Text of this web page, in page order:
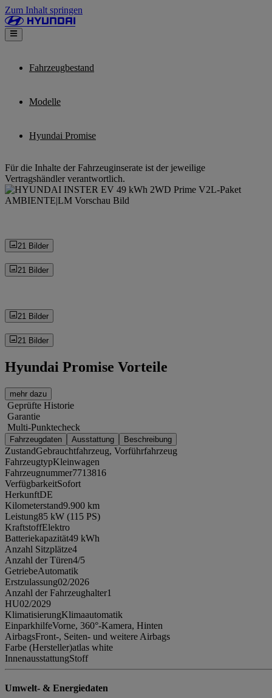
Zum Inhalt springen
Fahrzeugbestand
Modelle
Hyundai Promise
Für die Inhalte der Fahrzeuginserate ist der jeweilige
Vertragshändler verantwortlich.
21 Bilder
21 Bilder
21 Bilder
21 Bilder
Hyundai Promise Vorteile
mehr dazu
Geprüfte Historie
Garantie
Multi-Punktecheck
Fahrzeugdaten Ausstattung Beschreibung
ZustandGebrauchtfahrzeug, Vorführfahrzeug
FahrzeugtypKleinwagen
Fahrzeugnummer7713816
VerfügbarkeitSofort
HerkunftDE
Kilometerstand9.900 km
Leistung85 kW (115 PS)
KraftstoffElektro
Batteriekapazität49 kWh
Anzahl Sitzplätze4
Anzahl der Türen4/5
GetriebeAutomatik
Erstzulassung02/2026
Anzahl der Fahrzeughalter1
HU02/2029
KlimatisierungKlimaautomatik
EinparkhilfeVorne, 360°-Kamera, Hinten
AirbagsFront-, Seiten- und weitere Airbags
Farbe (Hersteller)atlas white
InnenausstattungStoff
Umwelt- & Energiedaten